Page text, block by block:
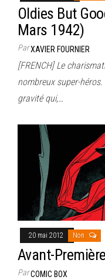
Oldies But
Mars 1942)
ParXAVIER FOURNIER
[FRENCH] Le
nombreux super-
gravité qui,…
20 mai 2012 Non
Avant-
ParCOMIC BOX